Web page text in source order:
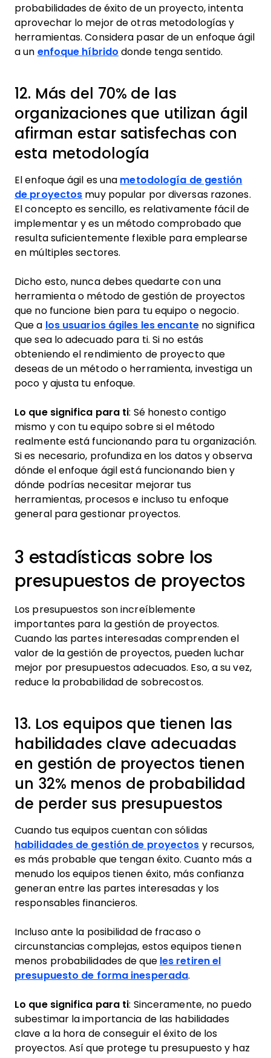
probabilidades de éxito de un proyecto, intenta
aprovechar lo mejor de otras metodologías y
herramientas. Considera pasar de un enfoque ágil
a un enfoque híbrido donde tenga sentido.
12. Más del 70% de las
organizaciones que utilizan ágil
afirman estar satisfechas con
esta metodología
El enfoque ágil es una metodología de gestión
de proyectos muy popular por diversas razones.
El concepto es sencillo, es relativamente fácil de
implementar y es un método comprobado que
resulta suficientemente flexible para emplearse
en múltiples sectores.
Dicho esto, nunca debes quedarte con una
herramienta o método de gestión de proyectos
que no funcione bien para tu equipo o negocio.
Que a los usuarios ágiles les encanteno significa
que sea lo adecuado para ti. Si no estás
obteniendo el rendimiento de proyecto que
deseas de un método o herramienta, investiga un
poco y ajusta tu enfoque.
Lo que significa para ti: Sé honesto contigo
mismo y con tu equipo sobre si el método
realmente está funcionando para tu organización.
Si es necesario, profundiza en los datos y observa
dónde el enfoque ágil está funcionando bien y
dónde podrías necesitar mejorar tus
herramientas, procesos e incluso tu enfoque
general para gestionar proyectos.
3 estadísticas sobre los
presupuestos de proyectos
Los presupuestos son increíblemente
importantes para la gestión de proyectos.
Cuando las partes interesadas comprenden el
valor de la gestión de proyectos, pueden luchar
mejor por presupuestos adecuados. Eso, a su vez,
reduce la probabilidad de sobrecostos.
13. Los equipos que tienen las
habilidades clave adecuadas
en gestión de proyectos tienen
un 32% menos de probabilidad
de perder sus presupuestos
Cuando tus equipos cuentan con sólidas
habilidades de gestión de proyectos y recursos,
es más probable que tengan éxito. Cuanto más a
menudo los equipos tienen éxito, más confianza
generan entre las partes interesadas y los
responsables financieros.
Incluso ante la posibilidad de fracaso o
circunstancias complejas, estos equipos tienen
menos probabilidades de que les retiren el
presupuesto de forma inesperada.
Lo que significa para ti: Sinceramente, no puedo
subestimar la importancia de las habilidades
clave a la hora de conseguir el éxito de los
proyectos. Así que protege tu presupuesto y haz